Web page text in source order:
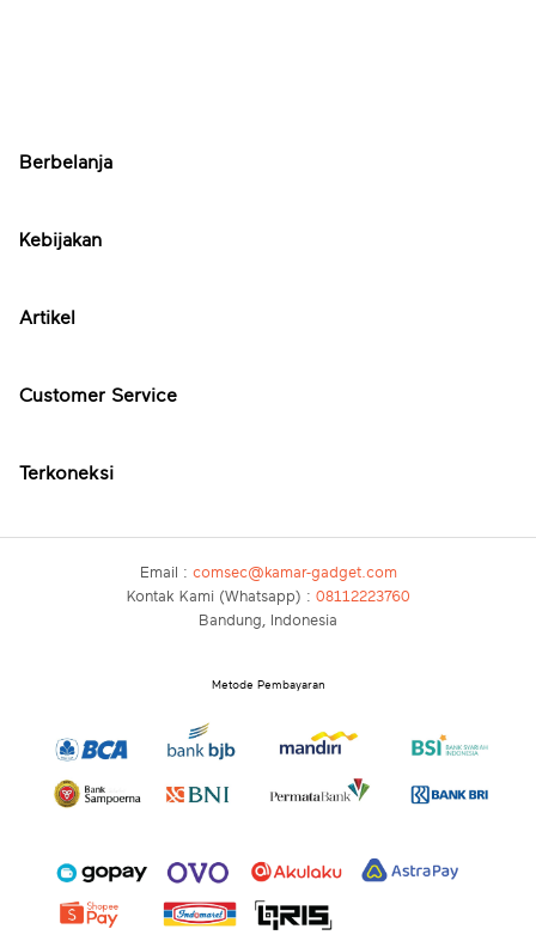
Berbelanja
Kebijakan
Artikel
Customer Service
Terkoneksi
Email : comsec@kamar-gadget.com
Kontak Kami (Whatsapp) : 08112223760
Bandung, Indonesia
Metode Pembayaran